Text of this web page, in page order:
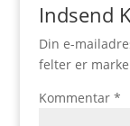
Indsend
Din e-
felter er
Kommentar *